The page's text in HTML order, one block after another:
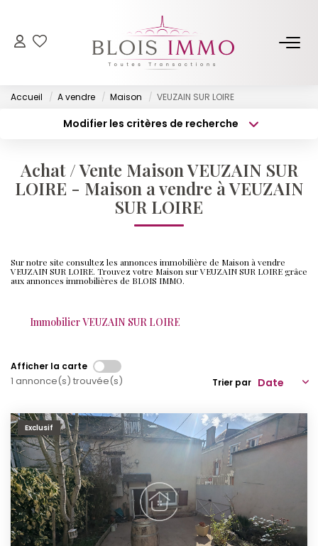
NOS BIENS
Acheter
Louer
Off Market
ESTIMER
FAIRE GÉRER
Nos Partenaires
CONTACT
Accueil A vendre Maison VEUZAIN SUR LOIRE
Modifier les critères de recherche
Sélectionnez...
Type de bien
Surface min
Plus de critères
Achat / Vente Maison VEUZAIN SUR
LOIRE - Maison a vendre à VEUZAIN
SUR LOIRE
Sur notre site consultez les annonces immobilière de Maison à vendre
VEUZAIN SUR LOIRE. Trouvez votre Maison sur VEUZAIN SUR LOIRE grâce
aux annonces immobilières de BLOIS IMMO.
Immobilier VEUZAIN SUR LOIRE
Afficher la carte
1 annonce(s) trouvée(s) Trier par
Exclusif